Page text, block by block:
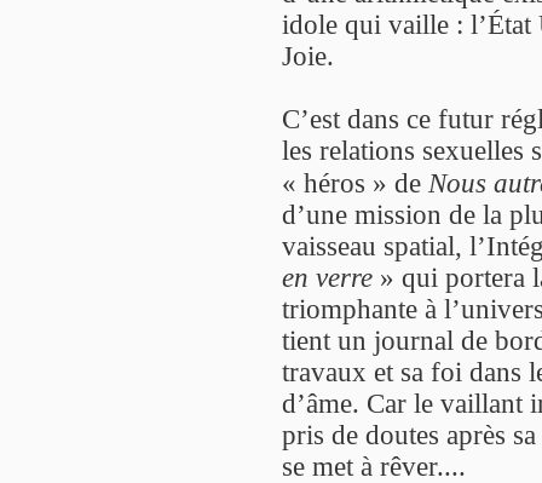
idole qui vaille :
Joie.
C’est dans ce futur
les relations sexuelles
« héros » de Nous
d’une mission de la
vaisseau spatial,
en verre » qui portera
triomphante à
tient un journal de
travaux et sa foi dans
d’âme. Car le vaillant
pris de doutes après
se met à rêver....